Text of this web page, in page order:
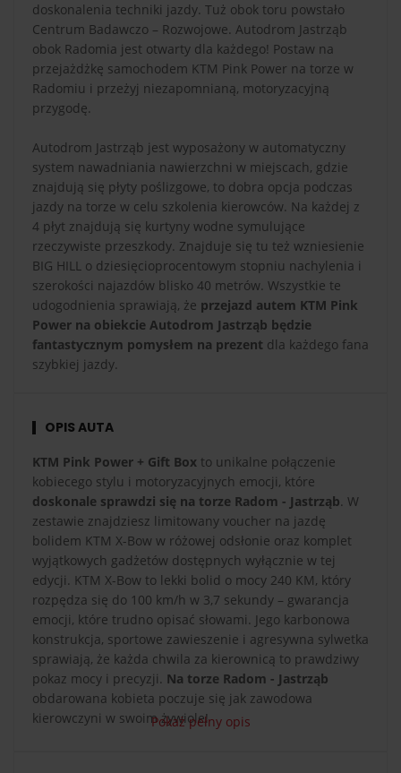
doskonalenia techniki jazdy. Tuż obok toru powstało
Centrum Badawczo – Rozwojowe. Autodrom Jastrząb
obok Radomia jest otwarty dla każdego! Postaw na
przejażdżkę samochodem KTM Pink Power na torze w
Radomiu i przeżyj niezapomnianą, motoryzacyjną
przygodę.
Autodrom Jastrząb jest wyposażony w automatyczny
system nawadniania nawierzchni w miejscach, gdzie
znajdują się płyty poślizgowe, to dobra opcja podczas
jazdy na torze w celu szkolenia kierowców. Na każdej z
4 płyt znajdują się kurtyny wodne symulujące
rzeczywiste przeszkody. Znajduje się tu też wzniesienie
BIG HILL o dziesięcioprocentowym stopniu nachylenia i
szerokości najazdów blisko 40 metrów. Wszystkie te
udogodnienia sprawiają, że przejazd autem KTM Pink
Power na obiekcie Autodrom Jastrząb będzie
fantastycznym pomysłem na prezent dla każdego fana
szybkiej jazdy.
OPIS AUTA
KTM Pink Power + Gift Box to unikalne połączenie
kobiecego stylu i motoryzacyjnych emocji, które
doskonale sprawdzi się na torze Radom - Jastrząb. W
zestawie znajdziesz limitowany voucher na jazdę
bolidem KTM X-Bow w różowej odsłonie oraz komplet
wyjątkowych gadżetów dostępnych wyłącznie w tej
edycji. KTM X-Bow to lekki bolid o mocy 240 KM, który
rozpędza się do 100 km/h w 3,7 sekundy – gwarancja
emocji, które trudno opisać słowami. Jego karbonowa
konstrukcja, sportowe zawieszenie i agresywna sylwetka
sprawiają, że każda chwila za kierownicą to prawdziwy
pokaz mocy i precyzji. Na torze Radom - Jastrząb
obdarowana kobieta poczuje się jak zawodowa
kierowczyni w swoim żywiole!
Pokaż pełny opis